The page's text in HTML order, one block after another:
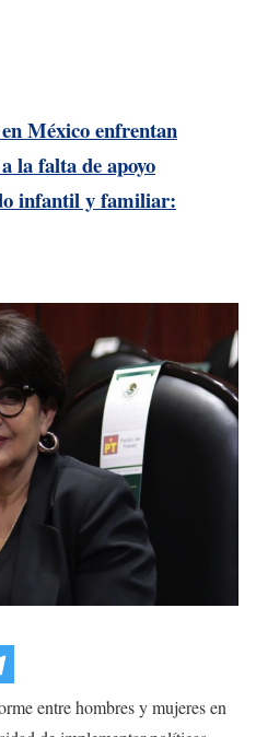
México enfrentan
la falta de apoyo
infantil y familiar:
entre hombres y mujeres en